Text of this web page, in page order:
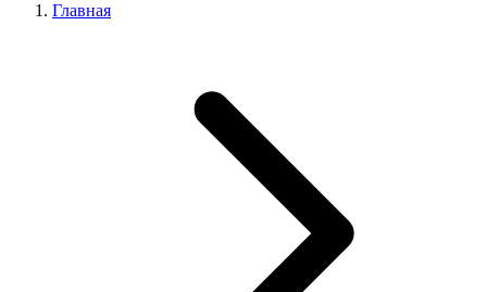
Главная